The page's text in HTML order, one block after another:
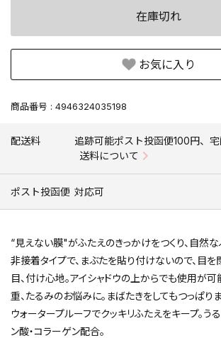
在庫切れ
お気に入り
商品番号 4946324035198
配送料
追跡可能ポスト投函便100円、
送料について
ポスト投函便 対応可
“見えない膜"がふたえのきっかけをつくり、自然な
非接着タイプで、まぶたを貼り付けないので、目
目、付け心地。アイシャドウの上からでも使用が可
重、たるみのお悩みに。まばたきをしてもつっぱり
ウォータープルーフでクッキリふたえをキープ。う
ン酸・コラーゲン配合。